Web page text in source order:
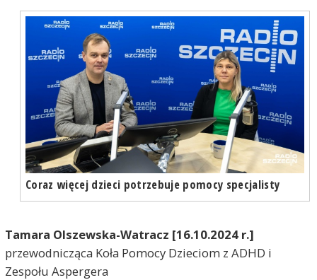
Coraz więcej dzieci potrzebuje pomocy specjalisty
Tamara Olszewska-Watracz [16.10.2024 r.]
przewodnicząca Koła Pomocy Dzieciom z ADHD i
Zespołu Aspergera